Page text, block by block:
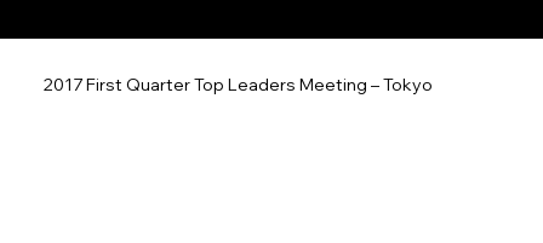
2017 First Quarter Top Leaders Meeting – Tokyo